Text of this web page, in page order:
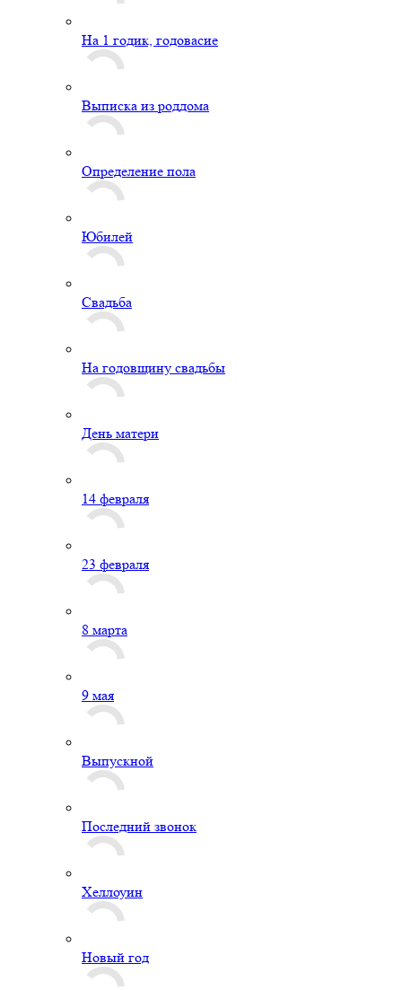
На 1 годик, годовасие
Выписка из роддома
Определение пола
Юбилей
Свадьба
На годовщину свадьбы
День матери
14 февраля
23 февраля
8 марта
9 мая
Выпускной
Последний звонок
Хеллоуин
Новый год